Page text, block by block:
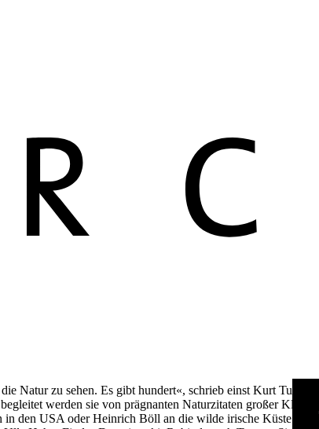
Natur zu sehen. Es gibt hundert«, schrieb einst Kurt
werden sie von prägnanten Naturzitaten großer
den USA oder Heinrich Böll an die wilde irische Küste. So